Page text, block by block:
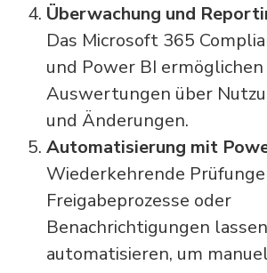
Überwachung und
Das Microsoft 365
und Power BI
Auswertungen über
und Änderungen.
Automatisierung mit
Wiederkehrende
Freigabeprozesse oder
Benachrichtigungen
automatisieren, um